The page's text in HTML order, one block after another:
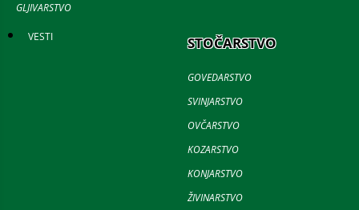
GLJIVARSTVO
VESTI STOČARSTVO
GOVEDARSTVO
SVINJARSTVO
OVČARSTVO
KOZARSTVO
KONJARSTVO
ŽIVINARSTVO